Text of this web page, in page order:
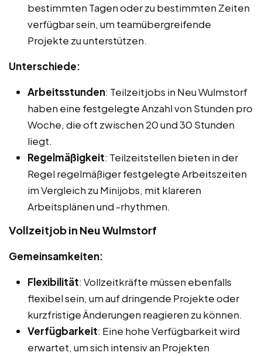
bestimmten Tagen oder zu bestimmten Zeiten
verfügbar sein, um teamübergreifende
Projekte zu unterstützen.
Unterschiede:
Arbeitsstunden: Teilzeitjobs in Neu Wulmstorf
haben eine festgelegte Anzahl von Stunden pro
Woche, die oft zwischen 20 und 30 Stunden
liegt.
Regelmäßigkeit: Teilzeitstellen bieten in der
Regel regelmäßiger festgelegte Arbeitszeiten
im Vergleich zu Minijobs, mit klareren
Arbeitsplänen und -rhythmen.
Vollzeitjob in Neu Wulmstorf
Gemeinsamkeiten:
Flexibilität: Vollzeitkräfte müssen ebenfalls
flexibel sein, um auf dringende Projekte oder
kurzfristige Änderungen reagieren zu können.
Verfügbarkeit: Eine hohe Verfügbarkeit wird
erwartet, um sich intensiv an Projekten